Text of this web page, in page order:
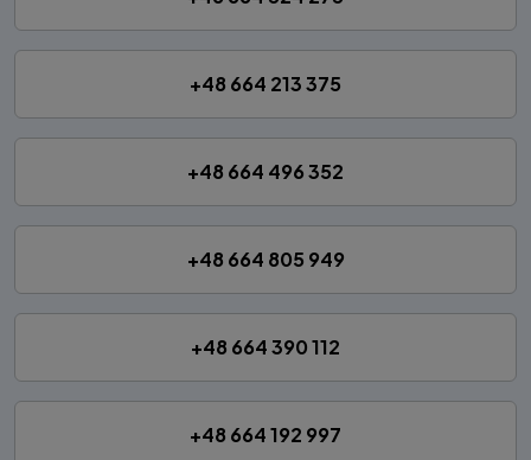
+48 664 213 375
+48 664 496 352
+48 664 805 949
+48 664 390 112
+48 664 192 997